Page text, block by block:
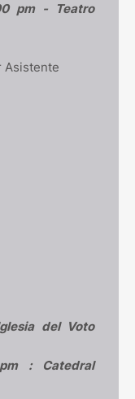
pm - Teatro
Asistente
del Voto
: Catedral